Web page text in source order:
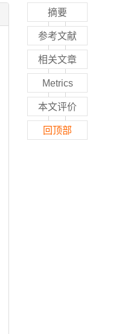
摘要
参考文献
相关文章
Metrics
本文评价
回顶部